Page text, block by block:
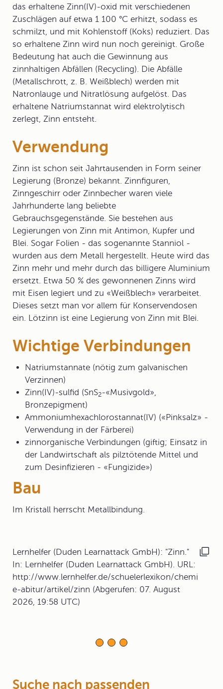
das erhaltene Zinn(IV)-oxid mit verschiedenen
Zuschlägen auf etwa 1 100 °C erhitzt, sodass es
schmilzt, und mit Kohlenstoff (Koks) reduziert. Das
so erhaltene Zinn wird nun noch gereinigt. Große
Bedeutung hat auch die Gewinnung aus
zinnhaltigen Abfällen (Recycling). Die Abfälle
(Metallschrott, z. B. Weißblech) werden mit
Natronlauge und Nitratlösung aufgelöst. Das
erhaltene Natriumstannat wird elektrolytisch
zerlegt, Zinn entsteht.
Verwendung
Zinn ist schon seit Jahrtausenden in Form seiner
Legierung (Bronze) bekannt. Zinnfiguren,
Zinngeschirr oder Zinnbecher waren viele
Jahrhunderte lang beliebte
Gebrauchsgegenstände. Sie bestehen aus
Legierungen von Zinn mit Antimon, Kupfer und
Blei. Sogar Folien - das sogenannte Stanniol -
wurden aus dem Metall hergestellt. Heute wird das
Zinn mehr und mehr durch das billigere Aluminium
ersetzt. Etwa 50 % des gewonnenen Zinns wird
mit Eisen legiert und zu «Weißblech» verarbeitet.
Dieses setzt man vor allem für Konservendosen
ein. Lötzinn ist eine Legierung von Zinn mit Blei.
Wichtige Verbindungen
Natriumstannate (nötig zum galvanischen
Verzinnen)
Zinn(IV)-sulfid (SnS2-«Musivgold»,
Bronzepigment)
Ammoniumhexachlorostannat(IV) («Pinksalz» -
Verwendung in der Färberei)
zinnorganische Verbindungen (giftig; Einsatz in
der Landwirtschaft als pilztötende Mittel und
zum Desinfizieren - «Fungizide»)
Bau
Im Kristall herrscht Metallbindung.
Lernhelfer (Duden Learnattack GmbH): "Zinn."
In: Lernhelfer (Duden Learnattack GmbH). URL:
http://www.lernhelfer.de/schuelerlexikon/chemi
e-abitur/artikel/zinn (Abgerufen: 07. August
2026, 19:58 UTC)
Suche nach passenden